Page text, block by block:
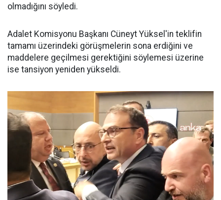
olmadığını söyledi.
Adalet Komisyonu Başkanı Cüneyt Yüksel'in teklifin
tamamı üzerindeki görüşmelerin sona erdiğini ve
maddelere geçilmesi gerektiğini söylemesi üzerine
ise tansiyon yeniden yükseldi.